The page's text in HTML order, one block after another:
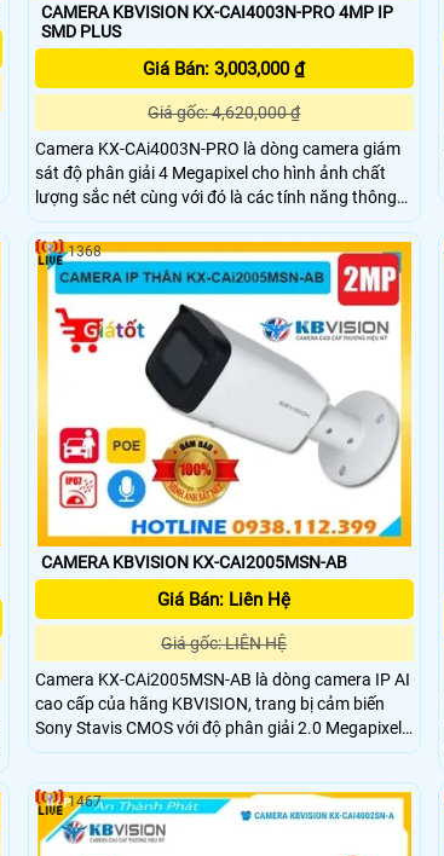
CAMERA KBVISION KX-CAI4003N-PRO 4MP IP
SMD PLUS
Giá Bán: 3,003,000 ₫
Giá gốc: 4,620,000 ₫
Camera KX-CAi4003N-PRO là dòng camera giám
sát độ phân giải 4 Megapixel cho hình ảnh chất
lượng sắc nét cùng với đó là các tính năng thông
minh như phát hiện hàng rào ảo, xâm nhập và
phân biệt người/xe (SMD Plus), cùng khả năng tìm
kiếm sự kiện thông minh giúp nâng cao hiệu quả
giám sát.
CAMERA KBVISION KX-CAI2005MSN-AB
Giá Bán: Liên Hệ
Giá gốc: LIÊN HỆ
Camera KX-CAi2005MSN-AB là dòng camera IP AI
cao cấp của hãng KBVISION, trang bị cảm biến
Sony Stavis CMOS với độ phân giải 2.0 Megapixel
cho hình ảnh sắc nét và chân thực. Camera tích
phương tiện, phù hợp cho các giải pháp giám sát
thông minh hồng ngoại 60m
1368
1467